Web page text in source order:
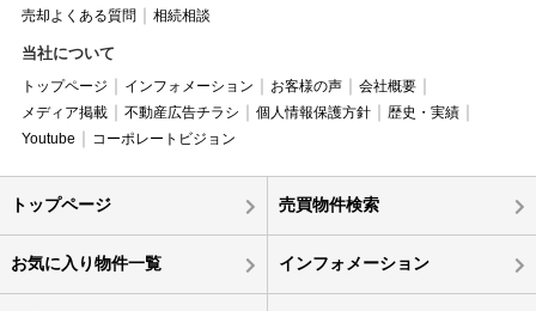
売却よくある質問
相続相談
当社について
トップページ インフォメーション お客様の声
会社概要
メディア掲載
不動産広告チラシ 個人情報保護方針
歴史・実績
Youtube
コーポレートビジョン
トップページ 売買物件検索
お気に入り物件一覧 インフォメーション